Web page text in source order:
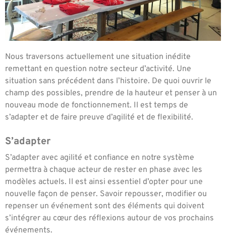
Nous traversons actuellement une situation inédite
remettant en question notre secteur d’activité. Une
situation sans précédent dans l’histoire. De quoi ouvrir le
champ des possibles, prendre de la hauteur et penser à un
nouveau mode de fonctionnement. Il est temps de
s’adapter et de faire preuve d’agilité et de flexibilité.
S’adapter
S’adapter avec agilité et confiance en notre système
permettra à chaque acteur de rester en phase avec les
modèles actuels. Il est ainsi essentiel d’opter pour une
nouvelle façon de penser. Savoir repousser, modifier ou
repenser un événement sont des éléments qui doivent
s’intégrer au cœur des réflexions autour de vos prochains
événements.